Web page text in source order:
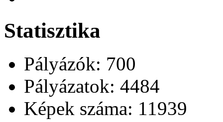
Statisztika
Pályázók: 700
Pályázatok: 4484
Képek száma: 11939